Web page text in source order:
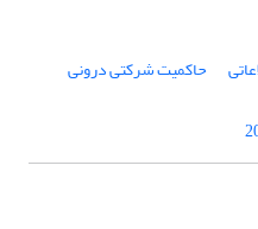
حاکمیت شرکتی درونی